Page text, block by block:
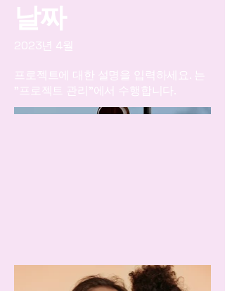
날짜
2023년 4월
프로젝트에 대한 설명을 입력하세요. 는
"프로젝트 관리"에서 수행합니다.